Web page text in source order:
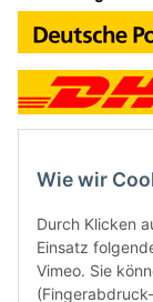
Neben dem
Frontline Games
Wie wir
Durch Klicken
Einsatz
Vimeo. Sie